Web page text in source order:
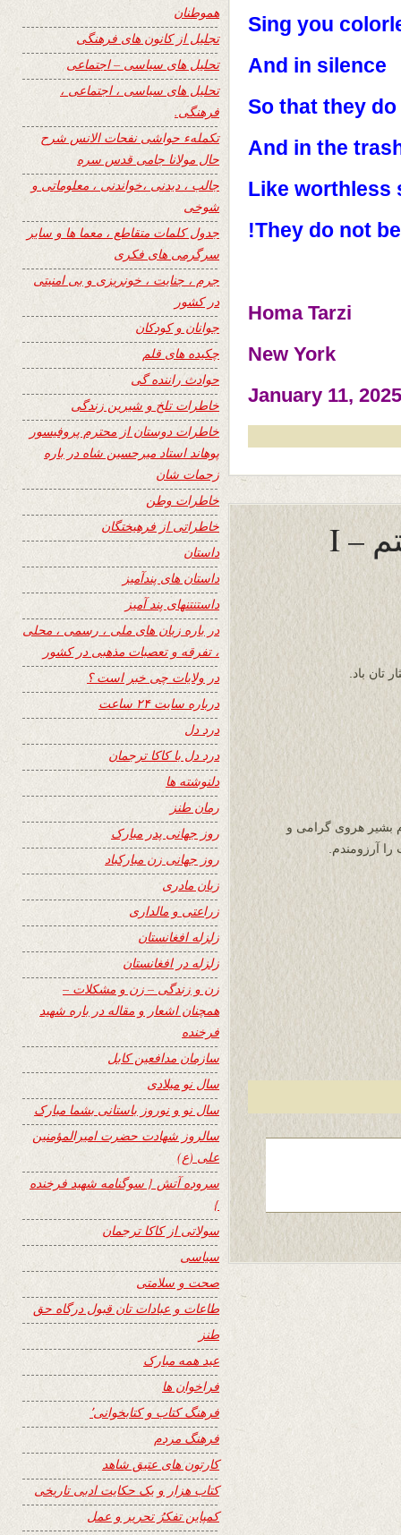
Sing you
And in silence
So that they
And in the
Like worthless
They do not
Homa Tarzi
New York
January 11, 2025
۳ پاسخ به “بال هایم را بستم – I
تان باد.
بشیر هروی گرامی و
هموطنان
تجلیل از کانون های فرهنگی
تحلیل های سیاسی – اجتماعی
تحلیل های سیاسی ، اجتماعی ،
فرهنگی.
تکملهء حواشی نفحات الانس شرح
حال مولانا جامی قدس سره
جالب ، دیدنی ،خواندنی ، معلوماتی و
شوخی
جدول کلمات متقاطع ، معما ها و سایر
سرگرمی های فکری
جرم ، جنایت ، خونریزی و بی امنیتی
در کشور
جوانان و کودکان
چکیده های قلم
حوادث راننده گی
خاطرات تلخ و شیرین زندگی
خاطرات دوستان از محترم پروفیسور
پوهاند استاد میرحسین شاه در باره
زحمات شان
خاطرات وطن
خاطراتی از فرهیختگان
داستان
داستان های پندآمیز
داستنتنهای پند آمیز
در باره زبان های ملی ، رسمی ، محلی
، تفرقه و تعصبات مذهبی در کشور
در ولایات چی خبر است ؟
درباره سایت ۲۴ ساعت
درد دل
درد دل با کاکا ترجمان
دلنوشته ها
رمان طنز
روز جهانی پدر مبارک
روز جهانی زن مبارکباد
زبان مادری
زراعتی و مالداری
زلزله افغانستان
زلزله در افغانستان
زن و زندگی – زن و مشکلات –
همچنان اشعار و مقاله در باره شهید
فرخنده
سازمان مدافعین کابل
سال نو میلادی
سال نو و نوروز باستانی بشما مبارک
سالروز شهادت حضرت امیرالمؤمنین
علی (ع)
سروده آتش { سوگنامه شهید فرخنده
}
سولاتی از کاکا ترجمان
سیاسی
صحت و سلامتی
طاعات و عبادات تان قبول درگاه حق
طنز
عید همه مبارک
فراخوان ها
فرهنگ کتاب و کتابخوانی٬
فرهنگ مردم
کارتون های عتیق شاهد
کتاب هزار و یک حکایت ادبی تاریخی
کمپاین تفکرُ تحریر و عمل